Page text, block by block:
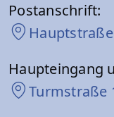
Postanschrift:
Haupteingang
Turmstraße